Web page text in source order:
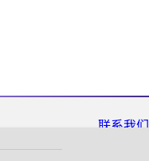
联系我们